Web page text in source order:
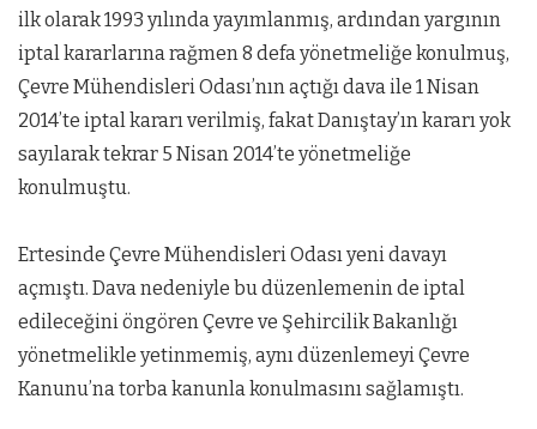
ilk olarak 1993 yılında yayımlanmış, ardından yargının
iptal kararlarına rağmen 8 defa yönetmeliğe konulmuş,
Çevre Mühendisleri Odası’nın açtığı dava ile 1 Nisan
2014’te iptal kararı verilmiş, fakat Danıştay’ın kararı yok
sayılarak tekrar 5 Nisan 2014’te yönetmeliğe
konulmuştu.
Ertesinde Çevre Mühendisleri Odası yeni davayı
açmıştı. Dava nedeniyle bu düzenlemenin de iptal
edileceğini öngören Çevre ve Şehircilik Bakanlığı
yönetmelikle yetinmemiş, aynı düzenlemeyi Çevre
Kanunu’na torba kanunla konulmasını sağlamıştı.